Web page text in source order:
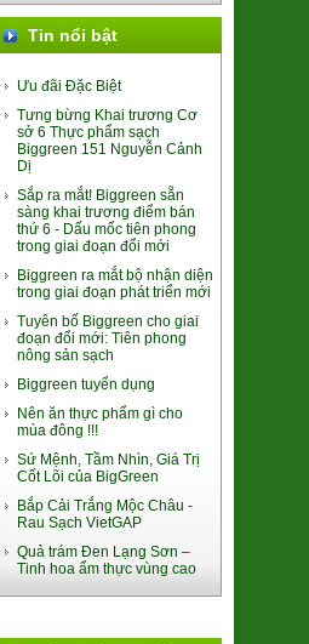
Khoai Lang Mật Đà Lạt Xuất khẩu
7.500đ/100g
Trứng gà Thảo dược Hùng Mười
56.000đ/Hộp 10 quả
Tin nổi bật
Ưu đãi Đặc Biệt
Tưng bừng Khai trương Cơ
sở 6 Thực phẩm sạch
Biggreen 151 Nguyễn Cảnh
Dị
Sắp ra mắt! Biggreen sẵn
sàng khai trương điểm bán
thứ 6 - Dấu mốc tiên phong
trong giai đoạn đổi mới
Biggreen ra mắt bộ nhận diện
trong giai đoạn phát triển mới
Tuyên bố Biggreen cho giai
đoạn đổi mới: Tiên phong
nông sản sạch
Biggreen tuyển dụng
Nên ăn thực phẩm gì cho
mùa đông !!!
Sứ Mệnh, Tầm Nhìn, Giá Trị
Cốt Lõi của BigGreen
Bắp Cải Trắng Mộc Châu -
Rau Sạch VietGAP
Quả trám Đen Lạng Sơn –
Tinh hoa ẩm thực vùng cao